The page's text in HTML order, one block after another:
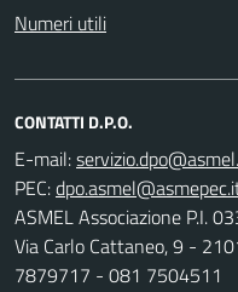
Numeri utili
CONTATTI D.P.O.
E-mail:
PEC:
ASMEL Associazione P.I.
Via Carlo Cattaneo, 9 -
7879717 - 081 7504511